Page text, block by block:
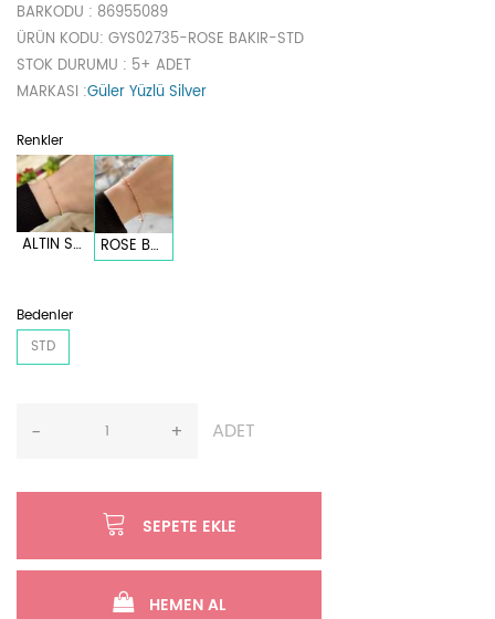
BARKODU : 86955089
ÜRÜN KODU: GYS02735-ROSE BAKIR-STD
STOK DURUMU : 5+ ADET
MARKASI :Güler Yüzlü Silver
Renkler
ALTIN SARI ROSE BAKIR
Bedenler
STD
- + ADET
SEPETE EKLE
HEMEN AL